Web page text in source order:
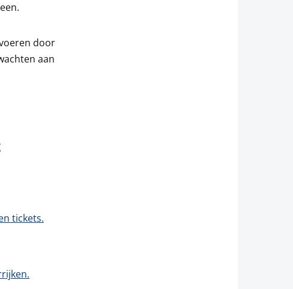
door
aan
tickets.